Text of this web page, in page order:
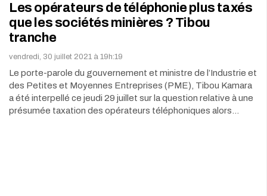
Les opérateurs de téléphonie plus taxés
que les sociétés minières ? Tibou
tranche
vendredi, 30 juillet 2021 à 19h:19
Le porte-parole du gouvernement et ministre de l’Industrie et
des Petites et Moyennes Entreprises (PME), Tibou Kamara
a été interpellé ce jeudi 29 juillet sur la question relative à une
présumée taxation des opérateurs téléphoniques alors…